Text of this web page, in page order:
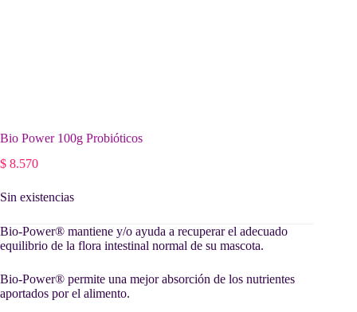
Bio Power 100g Probióticos
$ 8.570
Sin existencias
Bio-Power® mantiene y/o ayuda a recuperar el adecuado
equilibrio de la flora intestinal normal de su mascota.
Bio-Power® permite una mejor absorción de los nutrientes
aportados por el alimento.